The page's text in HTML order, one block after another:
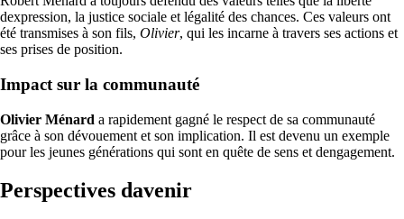
dexpression, la justice sociale et légalité des chances. Ces valeurs ont
été transmises à son fils, Olivier, qui les incarne à travers ses actions et
ses prises de position.
Impact sur la communauté
Olivier Ménard a rapidement gagné le respect de sa communauté
grâce à son dévouement et son implication. Il est devenu un exemple
pour les jeunes générations qui sont en quête de sens et dengagement.
Perspectives davenir